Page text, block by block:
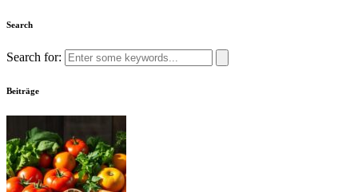
Search
Search for:
Beiträge